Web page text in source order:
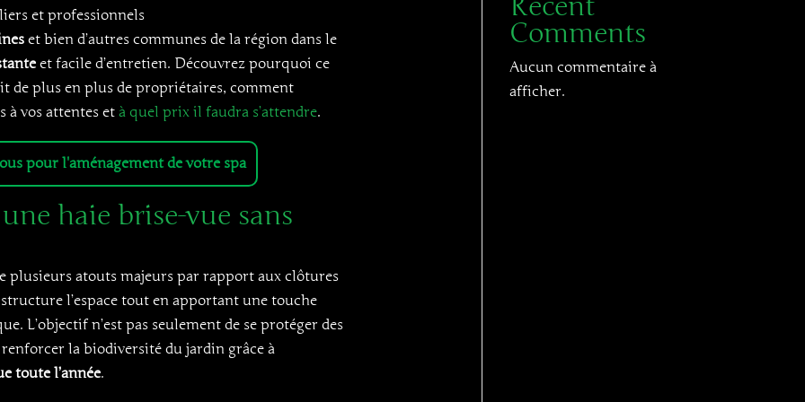
et professionnels
et bien d’autres communes de la région dans le
et facile d’entretien. Découvrez pourquoi ce
de plus en plus de propriétaires, comment
à vos attentes et à quel prix il faudra s’attendre.
pour l'aménagement de votre spa
haie brise-vue sans
plusieurs atouts majeurs par rapport aux clôtures
l’espace tout en apportant une touche
L’objectif n’est pas seulement de se protéger des
la biodiversité du jardin grâce à
toute l’année.
Comments
Aucun commentaire à
afficher.